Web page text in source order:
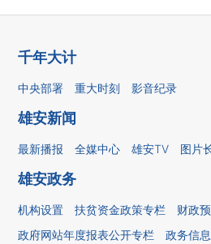
千年大计
中央部署 重大时刻 影音纪录
雄安新闻
最新播报 全媒中心 雄安TV 图片
雄安政务
机构设置 扶贫资金政策专栏
财政
政府网站年度报表公开专栏
政务信息